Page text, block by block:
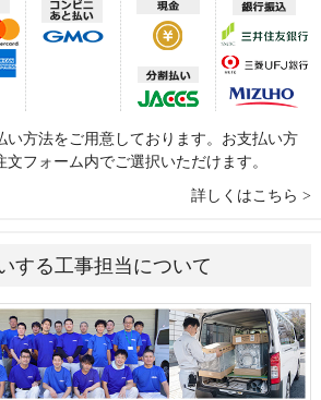
い方法をご用意しております。お支払い方
文フォーム内でご選択いただけます。
詳しくはこちら
する工事担当について